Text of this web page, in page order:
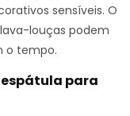
sensíveis. O
louças podem
o tempo.
para